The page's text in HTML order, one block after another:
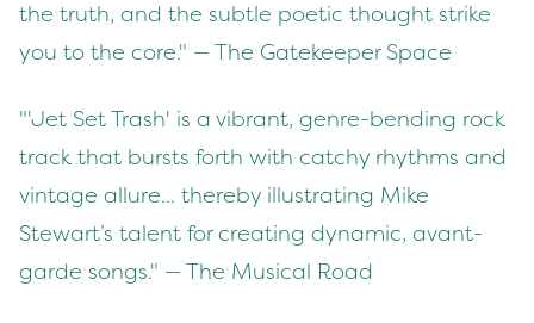
the truth, and the subtle poetic thought strike
you to the core." — The Gatekeeper Space
"'Jet Set Trash' is a vibrant, genre-bending rock
track that bursts forth with catchy rhythms and
vintage allure... thereby illustrating Mike
Stewart’s talent for creating dynamic, avant-
garde songs." — The Musical Road